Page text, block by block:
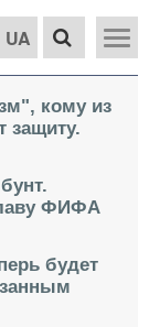
UA
кому из
защиту.
ФИФА
будет